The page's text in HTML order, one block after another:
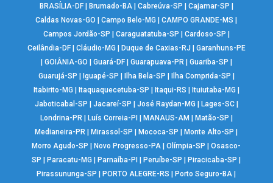
BRASÍLIA-DF| Brumado-BA| Cabreúva-SP Cajamar-SP
Caldas Novas-GO
|Campo Belo-MG |CAMPO GRANDE-MS
Campos Jordão-SP
Caraguatatuba-SP Cardoso-SP
Ceilândia-DF| Cláudio-MG Duque de Caxias-RJ
Garanhuns-PE
GOIÂNIA-GO Guará-DF| Guarapuava-PR| Guariba-SP
Guarujá-SP
Iguapé-SP Ilha Bela-SP Ilha Comprida-SP
Itabirito-MG
Itaquaquecetuba-SP Itaqui-RS Ituiutaba-MG
Jaboticabal-SP
Jacareí-SP José Raydan-MG Lages-SC|
Londrina-PR| Luís Correia-PI MANAUS-AM Matão-SP
Medianeira-PR
Mirassol-SP Mococa-SP Monte Alto-SP
Morro Agudo-SP
Novo Progresso-PA |Olímpia-SP |Osasco-
SP
Paracatu-MG Parnaíba-PI Peruíbe-SP Piracicaba-SP
Pirassununga-SP
PORTO ALEGRE-RS Porto Seguro-BA